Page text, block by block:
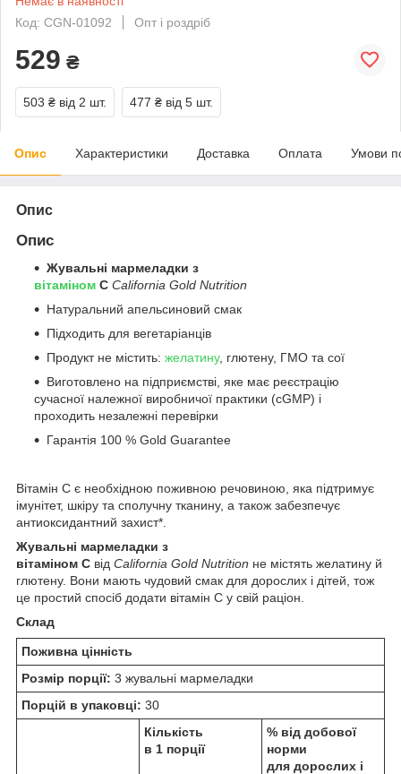
Код: CGN-01092
Опт і роздріб
529 ₴
503 ₴ від 2 шт. 477 ₴ від 5 шт.
Опис Характеристики Доставка Оплата Умови
Опис
Опис
Жувальні мармеладки з
вітаміном C California Gold Nutrition
Натуральний апельсиновий смак
Підходить для вегетаріанців
Продукт не містить: желатину, глютену, ГМО та сої
Виготовлено на підприємстві, яке має реєстрацію
сучасної належної виробничої практики (cGMP) і
проходить незалежні перевірки
Гарантія 100 % Gold Guarantee
Вітамін С є необхідною поживною речовиною, яка підтримує
імунітет, шкіру та сполучну тканину, а також забезпечує
антиоксидантний захист*.
Жувальні мармеладки з
вітаміном C від California Gold Nutrition не містять желатину й
глютену. Вони мають чудовий смак для дорослих і дітей, тож
це простий спосіб додати вітамін C у свій раціон.
Склад
Поживна цінність
Розмір порції: 3 жувальні мармеладки
Порцій в упаковці: 30
Кількість
в 1 порції
% від добової
норми
для дорослих і